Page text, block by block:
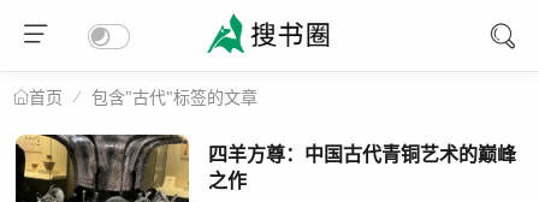
首页 包含"古代"标签的文章
四羊方尊：中国古代青铜艺术的巅峰
之作